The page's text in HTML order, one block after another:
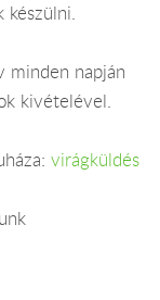
készülni.
minden napján
kivételével.
virágküldés